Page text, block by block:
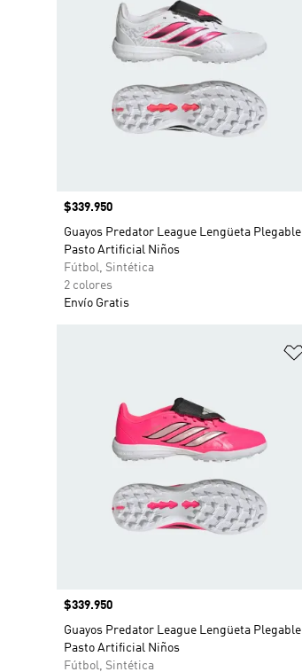
Precio
$339.950
Guayos Predator League Lengüeta Plegable
Pasto Artificial Niños
Fútbol, Sintética
2 colores
Envío Gratis
Precio
$339.950
Guayos Predator League Lengüeta Plegable
Pasto Artificial Niños
Fútbol, Sintética